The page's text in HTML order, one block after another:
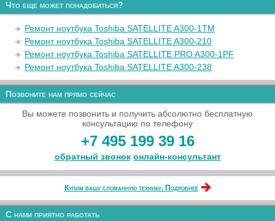
Что еще может понадобиться?
Ремонт ноутбука Toshiba SATELLITE A300-1TM
Ремонт ноутбука Toshiba SATELLITE A300-210
Ремонт ноутбука Toshiba SATELLITE PRO A300-1PF
Ремонт ноутбука Toshiba SATELLITE A300-238
Позвоните нам прямо сейчас
Вы можете позвонить и получить абсолютно бесплатную
консультацию по телефону
+7 495 199 39 16
обратный звонок онлайн‑консультант
Купим вашу сломанную технику. Подробнее
С нами приятно работать